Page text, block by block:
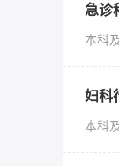
急诊
本科
妇科
本科